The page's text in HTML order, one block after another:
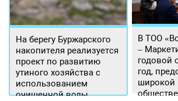
На берегу Буржарского
накопителя реализуется
проект по развитию
утиного хозяйства с
использованием
очищенной воды
В ТОО
–
годовой
год,
широкой